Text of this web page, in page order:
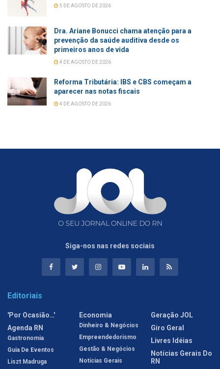
5 DE AGOSTO DE 2026
Dra. Ariane Bonucci chama atenção para a
prevenção da saúde auditiva desde os
primeiros anos de vida
4 DE AGOSTO DE 2026
Reforma Tributária: IBS e CBS começam a
aparecer nas notas fiscais
4 DE AGOSTO DE 2026
Siga-nos nas redes sociais
Editoriais
'Por Ocasião…'
Agenda RN
Gastronomia
Guia De Eventos
Liszt Madruga
Economia
Dinheiro & Negócios
Empreendedorismo
Gestão & Negócios
Notícias Gerais
Geração JOL
Giro Geral
Livres Idéias
Notícias Gerais Do
RN